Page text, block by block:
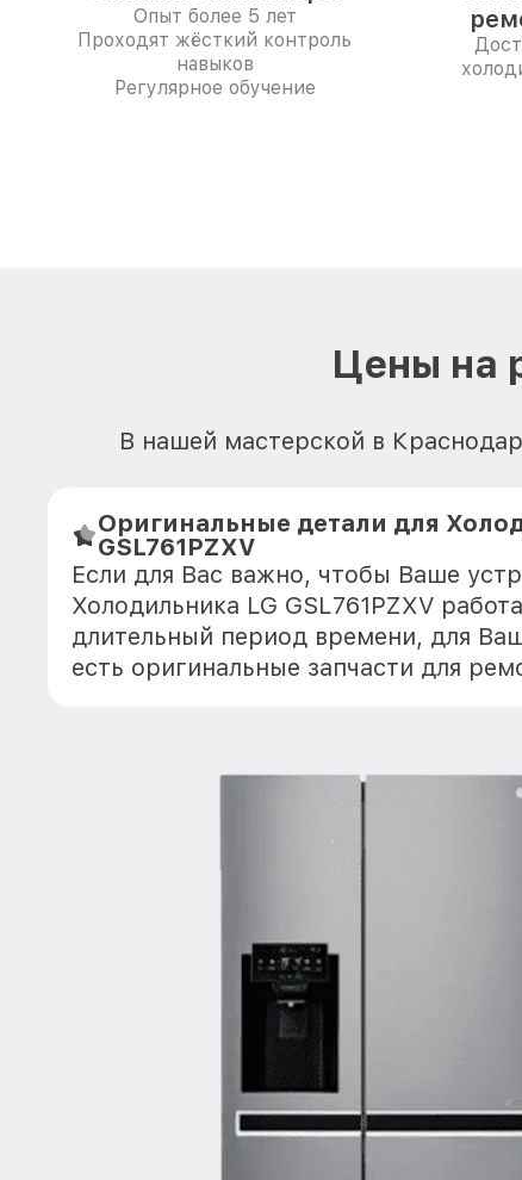
Опыт более 5 лет
Проходят жёсткий контроль
навыков
Регулярное обучение
Цены на
В нашей мастерской в
Оригинальные детали для
GSL761PZXV
Если для Вас важно, чтобы Ваше
Холодильника LG GSL761PZXV
длительный период времени, для
есть оригинальные запчасти для